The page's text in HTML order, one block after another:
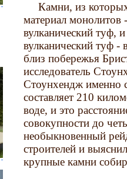
Камни, из которых
материал монолитов
вулканический туф,
вулканический туф -
близ побережья
исследователь
Стоунхендж именно
составляет 210
воде, и это
совокупности до
необыкновенный
строителей и
крупные камни